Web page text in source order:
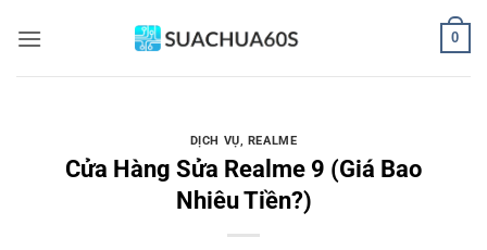
qua
0
DỊCH VỤ, REALME
Cửa Hàng Sửa Realme 9 (Giá Bao
Nhiêu Tiền?)